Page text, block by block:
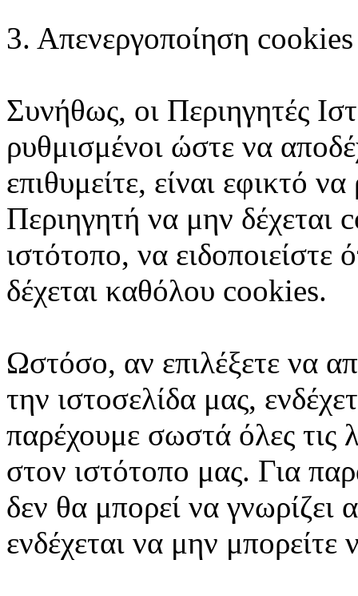
3. Απενεργοποίηση
Συνήθως, οι Περιηγητές
ρυθμισμένοι ώστε να
επιθυμείτε, είναι εφικτό
Περιηγητή να μην δέχεται
ιστότοπο, να
δέχεται καθόλου cookies.
Ωστόσο, αν επιλέξετε να
την ιστοσελίδα μας,
παρέχουμε σωστά όλες τις
στον ιστότοπο μας. Για
δεν θα μπορεί να γνωρίζει
ενδέχεται να μην μπορείτε